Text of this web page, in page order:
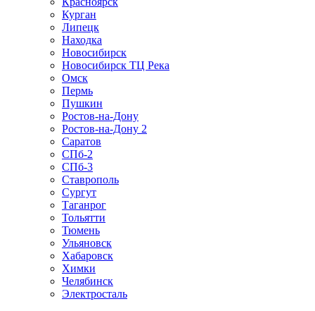
Курган
Липецк
Находка
Новосибирск
Новосибирск ТЦ Река
Омск
Пермь
Пушкин
Ростов-на-Дону
Ростов-на-Дону 2
Саратов
СПб-2
СПб-3
Ставрополь
Сургут
Таганрог
Тольятти
Тюмень
Ульяновск
Хабаровск
Химки
Челябинск
Электросталь